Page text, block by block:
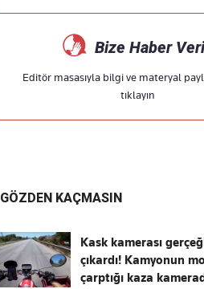
Bize Haber
Editör masasıyla bilgi ve materyal
tıklayın
GÖZDEN KAÇMASIN
Kask kamerası
çıkardı! Kamyonun
çarptığı kaza